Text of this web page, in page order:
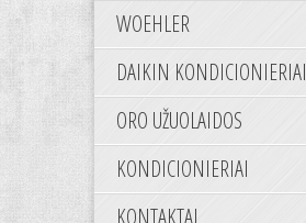
WOEHLER
DAIKIN KONDICIONIERIAI
ORO UŽUOLAIDOS
KONDICIONIERIAI
KONTAKTAI